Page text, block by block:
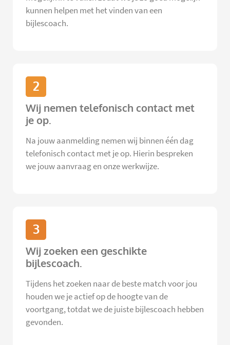
kunnen helpen met het vinden van een
bijlescoach.
2
Wij nemen telefonisch contact met
je op.
Na jouw aanmelding nemen wij binnen één dag
telefonisch contact met je op. Hierin bespreken
we jouw aanvraag en onze werkwijze.
3
Wij zoeken een geschikte
bijlescoach.
Tijdens het zoeken naar de beste match voor jou
houden we je actief op de hoogte van de
voortgang, totdat we de juiste bijlescoach hebben
gevonden.